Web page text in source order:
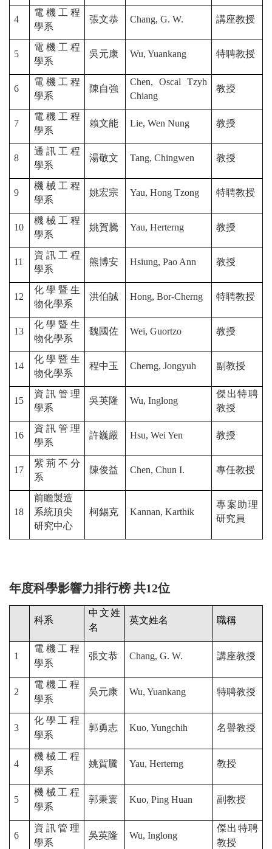
4
電機工程
學系
張文恭 Chang, G. W. 講座教授
5
電機工程
學系
吳元康 Wu, Yuankang 特聘教授
6
電機工程
學系
陳自強
Chen, Oscal Tzyh
Chiang
教授
7
電機工程
學系
賴文能 Lie, Wen Nung 教授
8
通訊工程
學系
湯敬文 Tang, Chingwen 教授
9
機械工程
學系
姚宏宗 Yau, Hong Tzong 特聘教授
10
機械工程
學系
姚賀騰 Yau, Herterng 教授
11
資訊工程
學系
熊博安 Hsiung, Pao Ann 教授
12
化學暨生
物化學系
洪伯誠 Hong, Bor-Cherng 特聘教授
13
化學暨生
物化學系
魏國佐 Wei, Guortzo 教授
14
化學暨生
物化學系
程中玉 Cherng, Jongyuh 副教授
15
資訊管理
學系
吳英隆 Wu, Inglong
傑出特聘
教授
16
資訊管理
學系
許巍嚴 Hsu, Wei Yen 教授
17
紫荊不分
系
陳俊益 Chen, Chun I. 專任教授
18
前瞻製造
系統頂尖
研究中心
柯錫克 Kannan, Karthik
專案助理
研究員
年度科學影響力排行榜 共12位
科系
中文姓
名
英文姓名 職稱
1
電機工程
學系
張文恭 Chang, G. W. 講座教授
2
電機工程
學系
吳元康 Wu, Yuankang 特聘教授
3
化學工程
學系
郭勇志 Kuo, Yungchih 名譽教授
4
機械工程
學系
姚賀騰 Yau, Herterng 教授
5
機械工程
學系
郭秉寰 Kuo, Ping Huan 副教授
6
資訊管理
學系
吳英隆 Wu, Inglong
傑出特聘
教授